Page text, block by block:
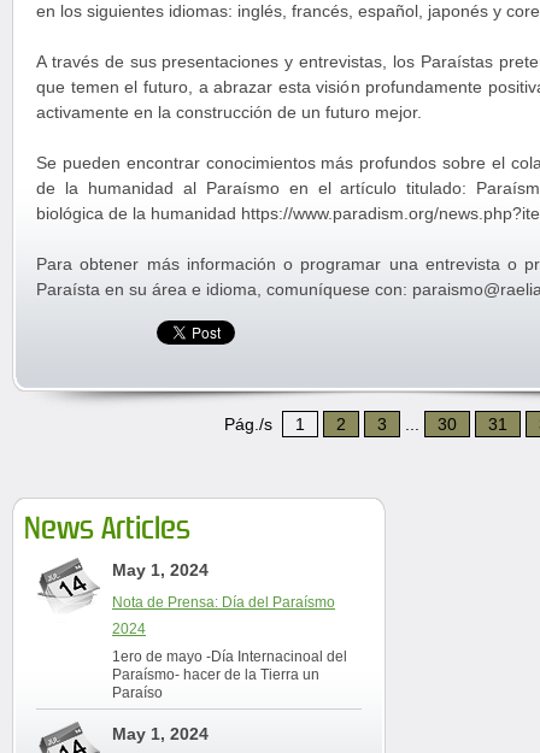
en los siguientes idiomas: inglés, francés, español, japonés y
A través de sus presentaciones y entrevistas, los Paraístas
que temen el futuro, a abrazar esta visión profundamente
activamente en la construcción de un futuro mejor.
Se pueden encontrar conocimientos más profundos sobre el
de la humanidad al Paraísmo en el artículo titulado:
biológica de la humanidad https://www.paradism.org/
Para obtener más información o programar una entrevista o
Paraísta en su área e idioma, comuníquese con:
Pág./s 1 2 3 30 31
News Articles
May 1, 2024
Nota de Prensa: Día del Paraísmo
2024
1ero de mayo -Día Internacinoal del
Paraísmo- hacer de la Tierra un
Paraíso
May 1, 2024